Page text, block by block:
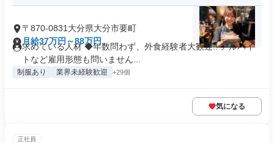
〒870-0831大分県大分市要町
月給37万円～88万円
求めている人材 ◆年数問わず、外食経験者大歓迎!! アルバイ
トなど雇用形態も問いません...
制服あり 業界未経験歓迎 +29個
気になる
正社員